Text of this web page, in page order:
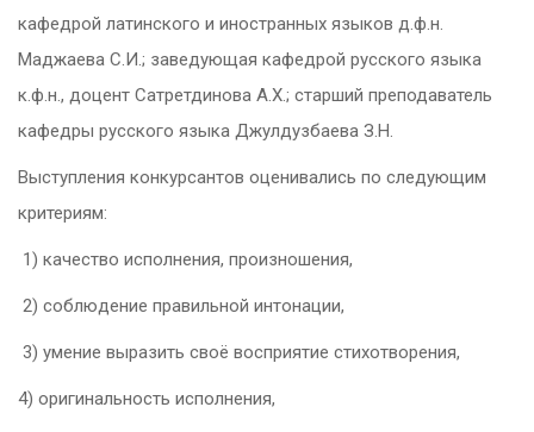
кафедрой латинского и иностранных языков д.ф.н.
Маджаева С.И.; заведующая кафедрой русского языка
к.ф.н., доцент Сатретдинова А.Х.; старший преподаватель
кафедры русского языка Джулдузбаева З.Н.
Выступления конкурсантов оценивались по следующим
критериям:
1) качество исполнения, произношения,
2) соблюдение правильной интонации,
3) умение выразить своё восприятие стихотворения,
4) оригинальность исполнения,